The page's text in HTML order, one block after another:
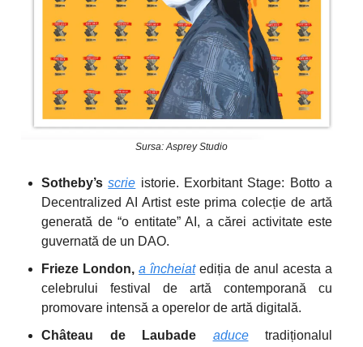
Sursa: Asprey Studio
Sotheby’sscrie istorie. Exorbitant Stage: Botto a
Decentralized AI Artist este prima colecție de artă
generată de “o entitate” AI, a cărei activitate este
guvernată de un DAO.
Frieze London, a încheiatediția de anul acesta a
celebrului festival de artă contemporană cu
promovare intensă a operelor de artă digitală.
Château de Laubade aducetradiționalul